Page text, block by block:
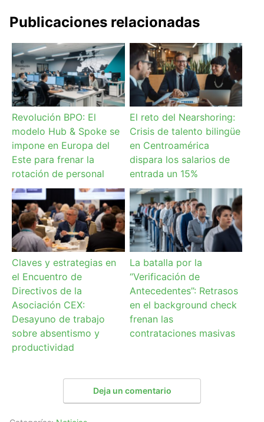
Publicaciones relacionadas
Revolución BPO: El
modelo Hub & Spoke se
impone en Europa del
Este para frenar la
rotación de personal
El reto del Nearshoring:
Crisis de talento bilingüe
en Centroamérica
dispara los salarios de
entrada un 15%
Claves y estrategias en
el Encuentro de
Directivos de la
Asociación CEX:
Desayuno de trabajo
sobre absentismo y
productividad
La batalla por la
“Verificación de
Antecedentes”: Retrasos
en el background check
frenan las
contrataciones masivas
Deja un comentario